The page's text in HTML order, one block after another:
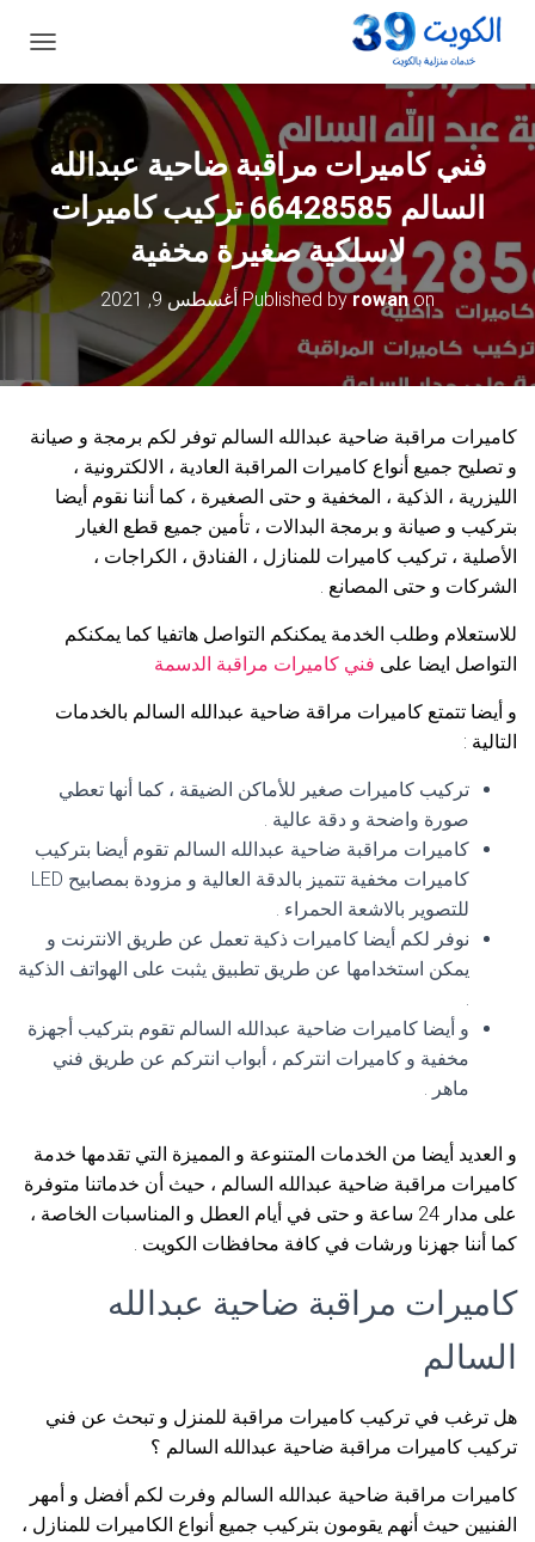
ب
ي
ا
ل
ت
ق
ل
فني كاميرات مراقبة ضاحية عبدالله
السالم 66428585 تركيب كاميرات
لاسلكية صغيرة مخفية
Published byrowanon أغسطس 9, 2021
كاميرات مراقبة ضاحية عبدالله السالم توفر لكم برمجة و صيانة
و تصليح جميع أنواع كاميرات المراقبة العادية ، الالكترونية ،
الليزرية ، الذكية ، المخفية و حتى الصغيرة ، كما أننا نقوم أيضا
بتركيب و صيانة و برمجة البدالات ، تأمين جميع قطع الغيار
الأصلية ، تركيب كاميرات للمنازل ، الفنادق ، الكراجات ،
الشركات و حتى المصانع .
للاستعلام وطلب الخدمة يمكنكم التواصل هاتفيا كما يمكنكم
التواصل ايضا على فني كاميرات مراقبة الدسمة
و أيضا تتمتع كاميرات مراقة ضاحية عبدالله السالم بالخدمات
التالية :
تركيب كاميرات صغير للأماكن الضيقة ، كما أنها تعطي
صورة واضحة و دقة عالية .
كاميرات مراقبة ضاحية عبدالله السالم تقوم أيضا بتركيب
كاميرات مخفية تتميز بالدقة العالية و مزودة بمصابيح LED
للتصوير بالاشعة الحمراء .
نوفر لكم أيضا كاميرات ذكية تعمل عن طريق الانترنت و
يمكن استخدامها عن طريق تطبيق يثبت على الهواتف الذكية
.
و أيضا كاميرات ضاحية عبدالله السالم تقوم بتركيب أجهزة
مخفية و كاميرات انتركم ، أبواب انتركم عن طريق فني
ماهر .
و العديد أيضا من الخدمات المتنوعة و المميزة التي تقدمها خدمة
كاميرات مراقبة ضاحية عبدالله السالم ، حيث أن خدماتنا متوفرة
على مدار 24 ساعة و حتى في أيام العطل و المناسبات الخاصة ،
كما أننا جهزنا ورشات في كافة محافظات الكويت .
كاميرات مراقبة ضاحية عبدالله
السالم
هل ترغب في تركيب كاميرات مراقبة للمنزل و تبحث عن فني
تركيب كاميرات مراقبة ضاحية عبدالله السالم ؟
كاميرات مراقبة ضاحية عبدالله السالم وفرت لكم أفضل و أمهر
الفنيين حيث أنهم يقومون بتركيب جميع أنواع الكاميرات للمنازل ،